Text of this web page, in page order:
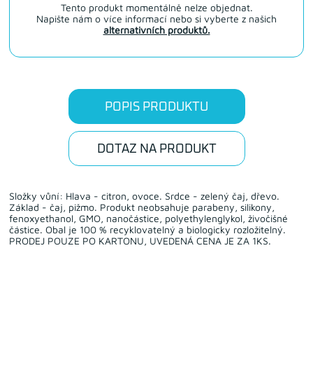
Tento produkt momentálně nelze objednat.
Napište nám o více informací nebo si vyberte z našich
alternativních produktů.
POPIS PRODUKTU
DOTAZ NA PRODUKT
Složky vůní: Hlava - citron, ovoce. Srdce - zelený čaj, dřevo.
Základ - čaj, pižmo. Produkt neobsahuje parabeny, silikony,
fenoxyethanol, GMO, nanočástice, polyethylenglykol, živočišné
částice. Obal je 100 % recyklovatelný a biologicky rozložitelný.
PRODEJ POUZE PO KARTONU, UVEDENÁ CENA JE ZA 1KS.